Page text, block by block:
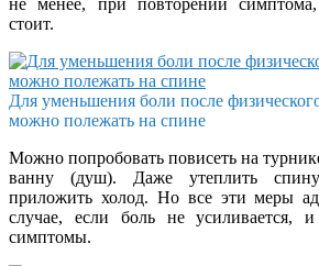
не менее, при повторении
стоит.
Для уменьшения боли после
можно полежать на спине
Можно попробовать повисеть на
ванну (душ). Даже утеплить
приложить холод. Но все эти меры
случае, если боль не усиливается, и
симптомы.